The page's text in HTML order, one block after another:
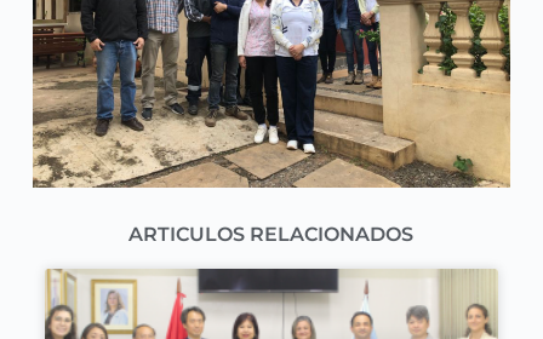
ARTICULOS RELACIONADOS